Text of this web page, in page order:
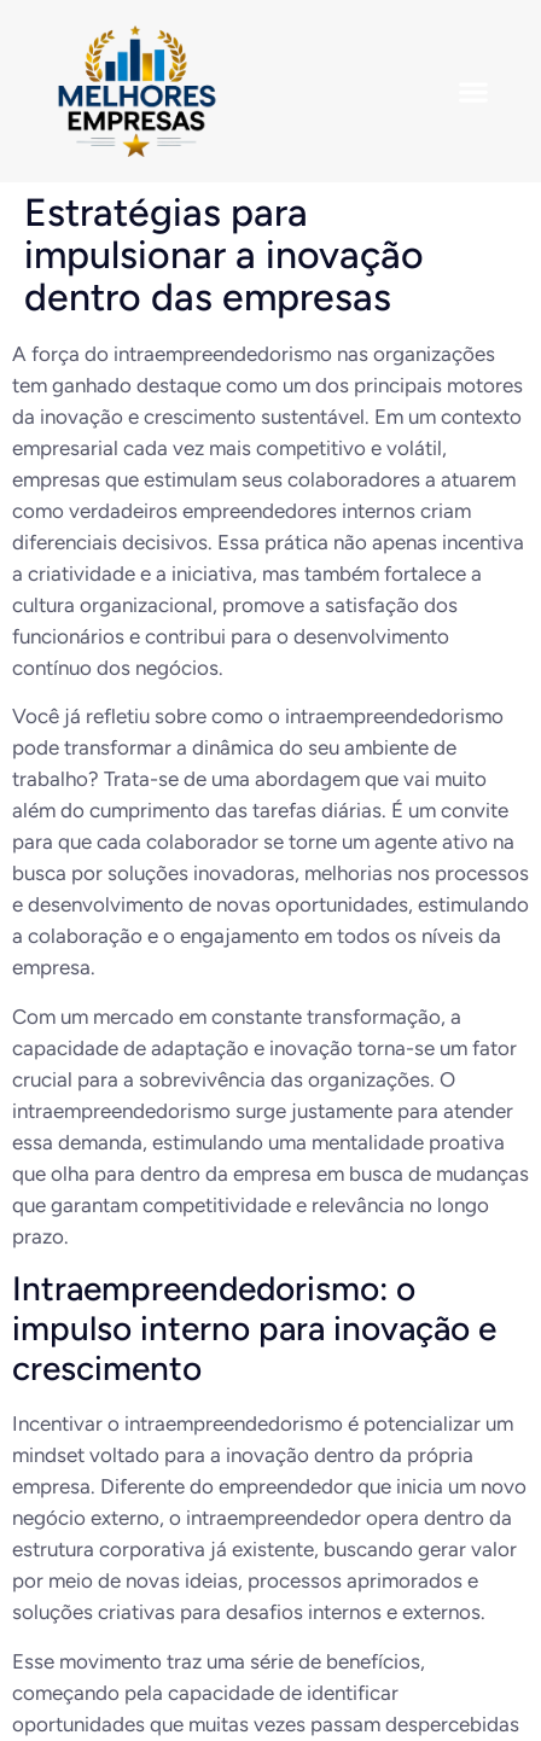
Estratégias para
impulsionar a inovação
dentro das empresas
A força do intraempreendedorismo nas organizações
tem ganhado destaque como um dos principais motores
da inovação e crescimento sustentável. Em um contexto
empresarial cada vez mais competitivo e volátil,
empresas que estimulam seus colaboradores a atuarem
como verdadeiros empreendedores internos criam
diferenciais decisivos. Essa prática não apenas incentiva
a criatividade e a iniciativa, mas também fortalece a
cultura organizacional, promove a satisfação dos
funcionários e contribui para o desenvolvimento
contínuo dos negócios.
Você já refletiu sobre como o intraempreendedorismo
pode transformar a dinâmica do seu ambiente de
trabalho? Trata-se de uma abordagem que vai muito
além do cumprimento das tarefas diárias. É um convite
para que cada colaborador se torne um agente ativo na
busca por soluções inovadoras, melhorias nos processos
e desenvolvimento de novas oportunidades, estimulando
a colaboração e o engajamento em todos os níveis da
empresa.
Com um mercado em constante transformação, a
capacidade de adaptação e inovação torna-se um fator
crucial para a sobrevivência das organizações. O
intraempreendedorismo surge justamente para atender
essa demanda, estimulando uma mentalidade proativa
que olha para dentro da empresa em busca de mudanças
que garantam competitividade e relevância no longo
prazo.
Intraempreendedorismo: o
impulso interno para inovação e
crescimento
Incentivar o intraempreendedorismo é potencializar um
mindset voltado para a inovação dentro da própria
empresa. Diferente do empreendedor que inicia um novo
negócio externo, o intraempreendedor opera dentro da
estrutura corporativa já existente, buscando gerar valor
por meio de novas ideias, processos aprimorados e
soluções criativas para desafios internos e externos.
Esse movimento traz uma série de benefícios,
começando pela capacidade de identificar
oportunidades que muitas vezes passam despercebidas